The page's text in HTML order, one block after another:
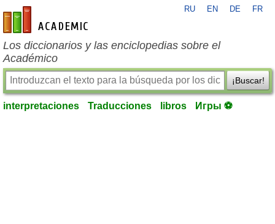
es-academic.com
RU EN DE FR
Los diccionarios y las enciclopedias sobre el
Académico
¡Buscar!
interpretaciones Traducciones libros Игры ⚽